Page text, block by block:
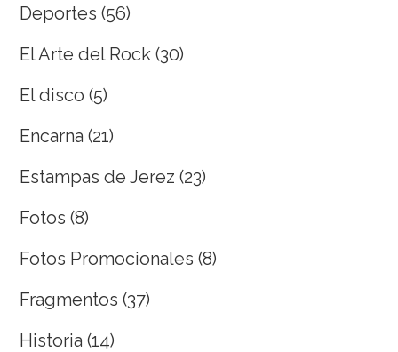
Deportes (56)
El Arte del Rock (30)
El disco (5)
Encarna (21)
Estampas de Jerez (23)
Fotos (8)
Fotos Promocionales (8)
Fragmentos (37)
Historia (14)